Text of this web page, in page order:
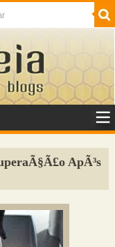
SaÃºde
ApÃ³s